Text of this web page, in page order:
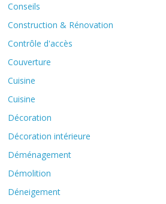
Conseils
Construction & Rénovation
Contrôle d'accès
Couverture
Cuisine
Cuisine
Décoration
Décoration intérieure
Déménagement
Démolition
Déneigement